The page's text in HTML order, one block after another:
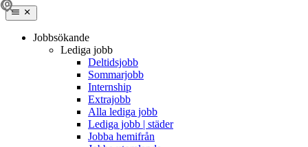
Jobbsökande
Lediga jobb
Deltidsjobb
Sommarjobb
Internship
Extrajobb
Alla lediga jobb
Lediga jobb | städer
Jobba hemifrån